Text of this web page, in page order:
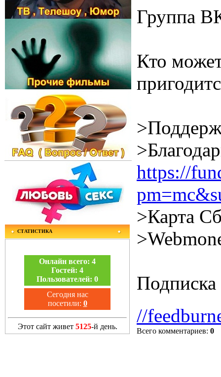
СТАТИСТИКА
Онлайн всего: 4
Гостей: 4
Пользователей: 0
Сегодня нас
посетили: 0
Этот сайт живет 5125-й день.
Группа
Кто
https://
>Карта
Подписка
//
Всего комментариев: 0